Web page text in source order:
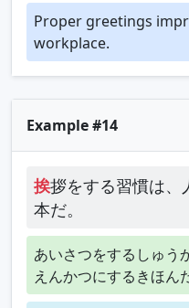
Proper greetings
workplace.
Example #14
挨拶をする習慣は、
本だ。
あいさつをするしゅう
えんかつにするきほんだ